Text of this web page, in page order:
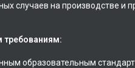
случаев на производстве и
образовательным